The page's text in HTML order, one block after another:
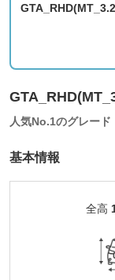
人気No.1のグレード
基本情報
全高